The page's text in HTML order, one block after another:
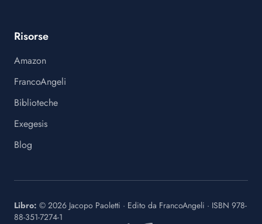
Risorse
Amazon
FrancoAngeli
Biblioteche
Exegesis
Blog
Libro: © 2026 Jacopo Paoletti · Edito da FrancoAngeli · ISBN 978-
88-351-7274-1